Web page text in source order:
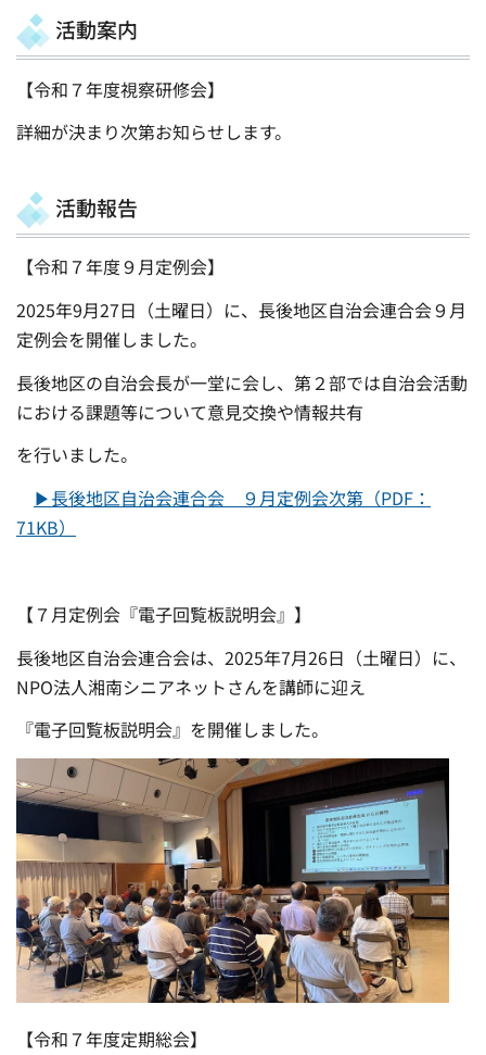
活動案内
【令和７年度視察研修会】
詳細が決まり次第お知らせします。
活動報告
【令和７年度９月定例会】
2025年9月27日（土曜日）に、長後地区自治会連合会９月
定例会を開催しました。
長後地区の自治会長が一堂に会し、第２部では自治会活動
における課題等について意見交換や情報共有
を行いました。
▶長後地区自治会連合会 ９月定例会次第（PDF：
71KB）
【７月定例会『電子回覧板説明会』】
長後地区自治会連合会は、2025年7月26日（土曜日）に、
NPO法人湘南シニアネットさんを講師に迎え
『電子回覧板説明会』を開催しました。
【令和７年度定期総会】